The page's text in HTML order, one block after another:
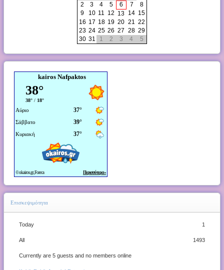
2
3 4 5 6 7
8
9
10 11 12 13 14 15
16 17 18 19 20 21
22
23 24 25 26 27 28 29
30 31 1 2 3 4 5
kairos Nafpaktos
Επισκεψιμότητα
Today 1
All 1493
Currently are 5 guests and no members online